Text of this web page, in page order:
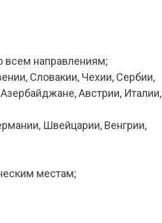
всем направлениям;
Словакии, Чехии, Сербии,
Австрии, Италии,
Швейцарии, Венгрии,
местам;